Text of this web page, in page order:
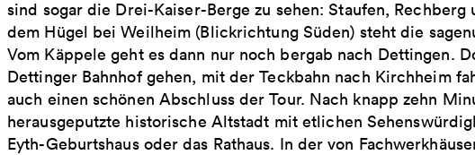
sind sogar die Drei-Kaiser-Berge zu sehen: Staufen,
dem Hügel bei Weilheim (Blickrichtung Süden) steht die
Vom Käppele geht es dann nur noch bergab nach Dettingen.
Dettinger Bahnhof gehen, mit der Teckbahn nach Kirchheim
auch einen schönen Abschluss der Tour. Nach knapp zehn
herausgeputzte historische Altstadt mit etlichen
Eyth-Geburtshaus oder das Rathaus. In der von